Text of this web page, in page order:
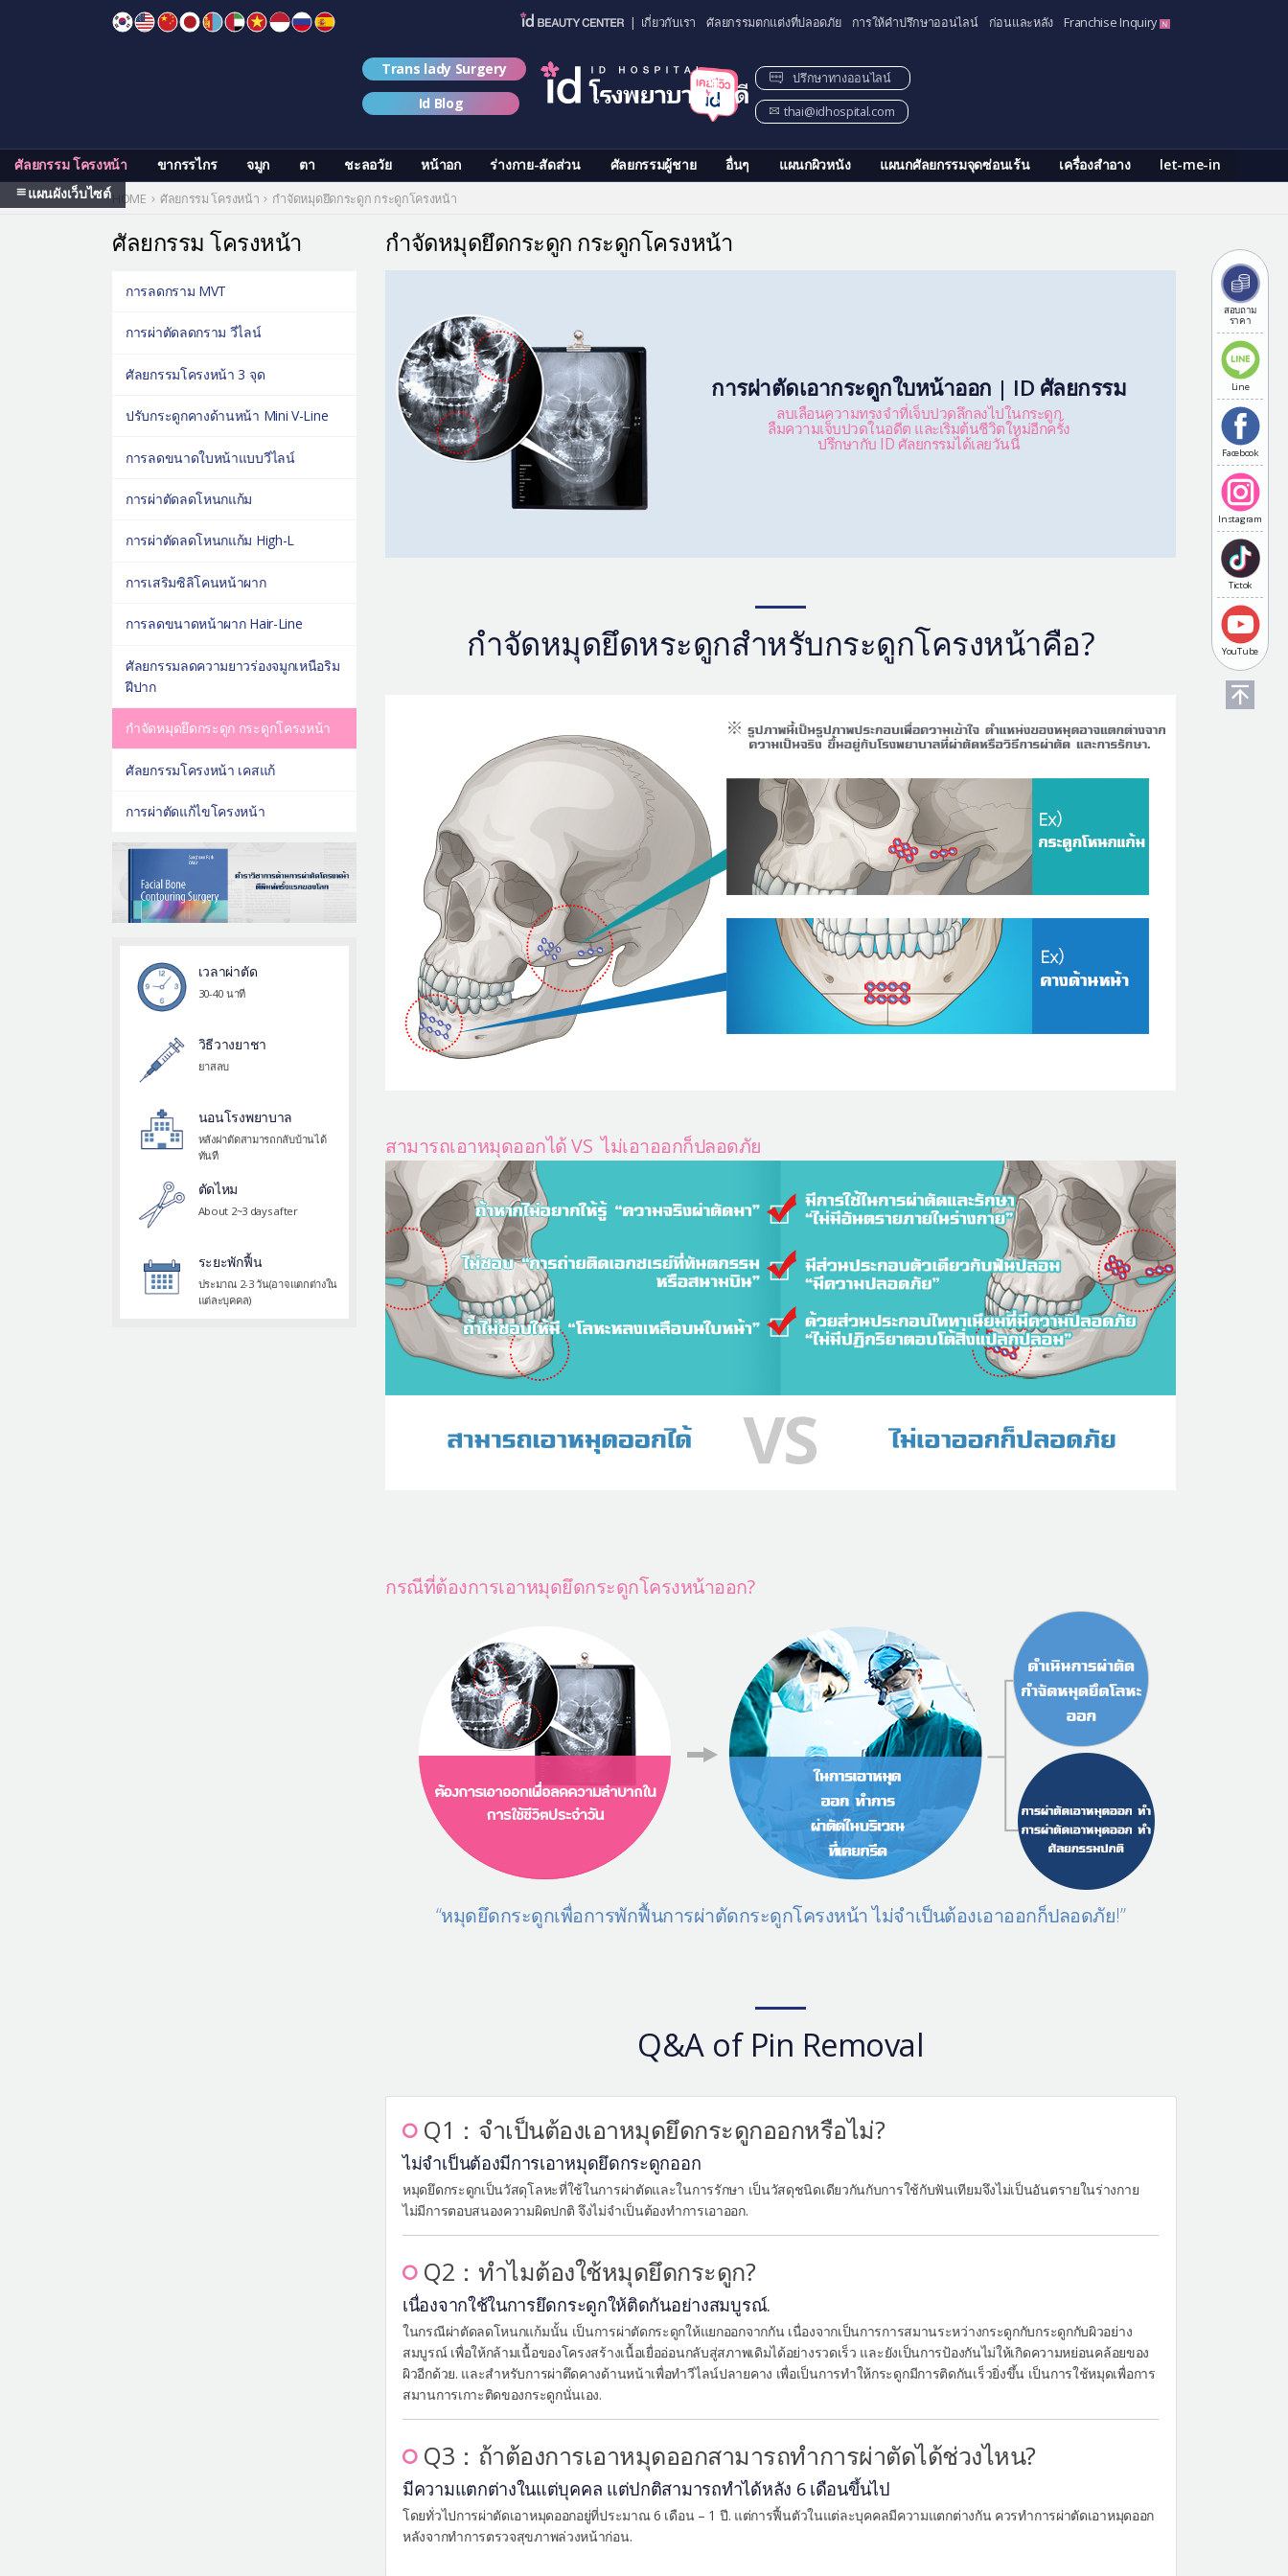
| เกี่ยวกับเรา ศัลยกรรมตกแต่งที่ปลอดภัย การให้คำปรึกษาออนไลน์ ก่อนและหลัง Franchise Inquiry
ศัลยกรรม โครงหน้า ขากรรไกร จมูก ตา ชะลอวัย หน้าอก ร่างกาย-สัดส่วน ศัลยกรรมผู้ชาย อื่นๆ แผนกผิวหนัง แผนกศัลยกรรมจุดซ่อนเร้น เครื่องสำอาง
let-me-in
แผนผังเว็บไซต์
Trans lady Surgery
Id Blog
ปรึกษาทางออนไลน์
thai@idhospital.com
สอบถาม
ราคา
Line
Facebook
Instagram
Tictok
YouTube
HOME ศัลยกรรม โครงหน้า กำจัดหมุดยึดกระดูก กระดูกโครงหน้า
กำจัดหมุดยึดกระดูก กระดูกโครงหน้า
การผ่าตัดเอากระดูกใบหน้าออก | ID ศัลยกรรม
ลบเลือนความทรงจำที่เจ็บปวดลึกลงไปในกระดูก
ลืมความเจ็บปวดในอดีต และเริ่มต้นชีวิตใหม่อีกครั้ง
ปรึกษากับ ID ศัลยกรรมได้เลยวันนี้
กำจัดหมุดยึดหระดูกสำหรับกระดูกโครงหน้าคือ?
สามารถเอาหมุดออกได้ VS ไม่เอาออกก็ปลอดภัย
กรณีที่ต้องการเอาหมุดยึดกระดูกโครงหน้าออก?
“หมุดยึดกระดูกเพื่อการพักฟื้นการผ่าตัดกระดูกโครงหน้า ไม่จำเป็นต้องเอาออกก็ปลอดภัย!”
Q&A of Pin Removal
Q1：จำเป็นต้องเอาหมุดยึดกระดูกออกหรือไม่?
ไม่จำเป็นต้องมีการเอาหมุดยึดกระดูกออก
หมุดยึดกระดูกเป็นวัสดุโลหะที่ใช้ในการผ่าตัดและในการรักษา เป็นวัสดุชนิดเดียวกันกับการใช้กับฟันเทียมจึงไม่เป็นอันตรายในร่างกาย
ไม่มีการตอบสนองความผิดปกติ จึงไม่จำเป็นต้องทำการเอาออก.
Q2：ทำไมต้องใช้หมุดยึดกระดูก?
เนื่องจากใช้ในการยึดกระดูกให้ติดกันอย่างสมบูรณ์.
ในกรณีผ่าตัดลดโหนกแก้มนั้น เป็นการผ่าตัดกระดูกให้แยกออกจากกัน เนื่องจากเป็นการการสมานระหว่างกระดูกกับกระดูกกับผิวอย่าง
สมบูรณ์ เพื่อให้กล้ามเนื้อของโครงสร้างเนื้อเยื่ออ่อนกลับสู่สภาพเดิมได้อย่างรวดเร็ว และยังเป็นการป้องกันไม่ให้เกิดความหย่อนคล้อยของ
ผิวอีกด้วย. และสำหรับการผ่าตึดคางด้านหน้าเพื่อทำวีไลน์ปลายคาง เพื่อเป็นการทำให้กระดูกมีการติดกันเร็วยิ่งขึ้น เป็นการใช้หมุดเพื่อการ
สมานการเกาะติดของกระดูกนั่นเอง.
Q3：ถ้าต้องการเอาหมุดออกสามารถทำการผ่าตัดได้ช่วงไหน?
มีความแตกต่างในแต่บุคคล แต่ปกติสามารถทำได้หลัง 6 เดือนขึ้นไป
โดยทั่วไปการผ่าตัดเอาหมุดออกอยู่ที่ประมาณ 6 เดือน – 1 ปี. แต่การฟื้นตัวในแต่ละบุคคลมีความแตกต่างกัน ควรทำการผ่าตัดเอาหมุดออก
หลังจากทำการตรวจสุขภาพล่วงหน้าก่อน.
ศัลยกรรม โครงหน้า
การลดกราม MVT
การผ่าตัดลดกราม วีไลน์
ศัลยกรรมโครงหน้า 3 จุด
ปรับกระดูกคางด้านหน้า Mini V-Line
การลดขนาดใบหน้าแบบวีไลน์
การผ่าตัดลดโหนกแก้ม
การผ่าตัดลดโหนกแก้ม High-L
การเสริมซิลิโคนหน้าผาก
การลดขนาดหน้าผาก Hair-Line
ศัลยกรรมลดความยาวร่องจมูกเหนือริม
ฝีปาก
กำจัดหมุดยึดกระดูก กระดูกโครงหน้า
ศัลยกรรมโครงหน้า เคสแก้
การผ่าตัดแก้ไขโครงหน้า
เวลาผ่าตัด
30-40 นาที
วิธีวางยาชา
ยาสลบ
นอนโรงพยาบาล
หลังผ่าตัดสามารถกลับบ้านได้
ทันที
ตัดไหม
About 2~3 days after
ระยะพักฟื้น
ประมาณ 2-3 วัน(อาจแตกต่างใน
แต่ละบุคคล)